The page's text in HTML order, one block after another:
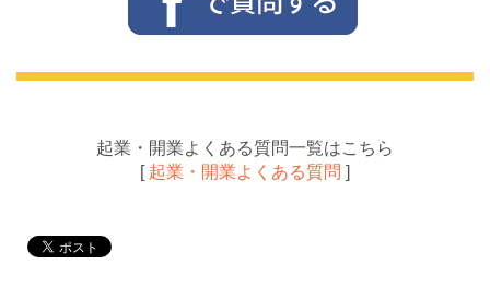
起業・開業よくある質問一覧はこちら
[ 起業・開業よくある質問 ]